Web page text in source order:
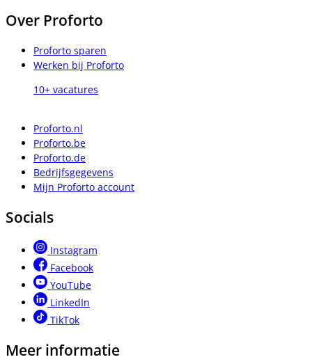
Over Proforto
Proforto sparen
Werken bij Proforto
10+ vacatures
Proforto.nl
Proforto.be
Proforto.de
Bedrijfsgegevens
Mijn Proforto account
Socials
Instagram
Facebook
YouTube
LinkedIn
TikTok
Meer informatie